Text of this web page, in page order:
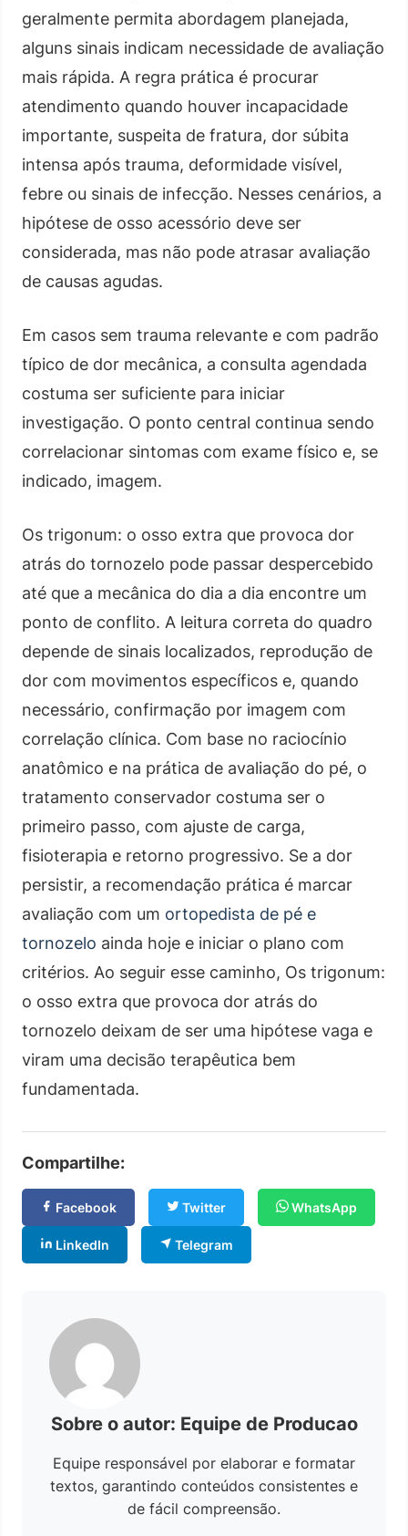
geralmente permita abordagem planejada,
alguns sinais indicam necessidade de avaliação
mais rápida. A regra prática é procurar
atendimento quando houver incapacidade
importante, suspeita de fratura, dor súbita
intensa após trauma, deformidade visível,
febre ou sinais de infecção. Nesses cenários, a
hipótese de osso acessório deve ser
considerada, mas não pode atrasar avaliação
de causas agudas.
Em casos sem trauma relevante e com padrão
típico de dor mecânica, a consulta agendada
costuma ser suficiente para iniciar
investigação. O ponto central continua sendo
correlacionar sintomas com exame físico e, se
indicado, imagem.
Os trigonum: o osso extra que provoca dor
atrás do tornozelo pode passar despercebido
até que a mecânica do dia a dia encontre um
ponto de conflito. A leitura correta do quadro
depende de sinais localizados, reprodução de
dor com movimentos específicos e, quando
necessário, confirmação por imagem com
correlação clínica. Com base no raciocínio
anatômico e na prática de avaliação do pé, o
tratamento conservador costuma ser o
primeiro passo, com ajuste de carga,
fisioterapia e retorno progressivo. Se a dor
persistir, a recomendação prática é marcar
avaliação com um ortopedista de pé e
tornozelo ainda hoje e iniciar o plano com
critérios. Ao seguir esse caminho, Os trigonum:
o osso extra que provoca dor atrás do
tornozelo deixam de ser uma hipótese vaga e
viram uma decisão terapêutica bem
fundamentada.
Compartilhe:
Facebook Twitter WhatsApp
LinkedIn Telegram
Sobre o autor: Equipe de Producao
Equipe responsável por elaborar e formatar
textos, garantindo conteúdos consistentes e
de fácil compreensão.